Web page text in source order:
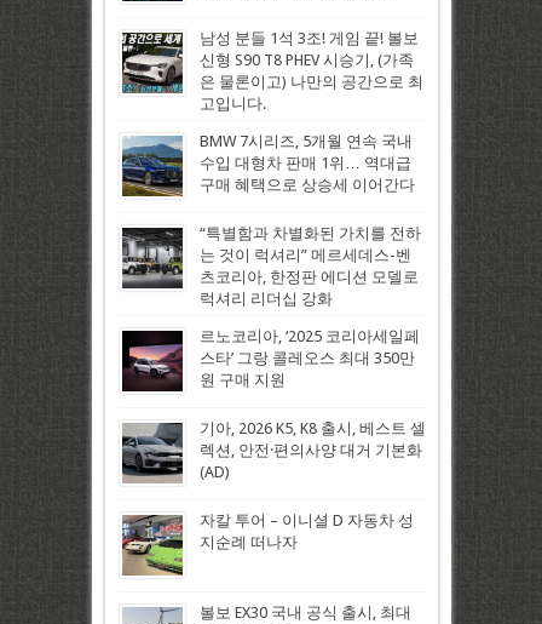
남성 분들 1석 3조! 게임 끝! 볼보
신형 S90 T8 PHEV 시승기, (가족
은 물론이고) 나만의 공간으로 최
고입니다.
BMW 7시리즈, 5개월 연속 국내
수입 대형차 판매 1위… 역대급
구매 혜택으로 상승세 이어간다
“특별함과 차별화된 가치를 전하
는 것이 럭셔리” 메르세데스-벤
츠코리아, 한정판 에디션 모델로
럭셔리 리더십 강화
르노코리아, ‘2025 코리아세일페
스타’ 그랑 콜레오스 최대 350만
원 구매 지원
기아, 2026 K5, K8 출시, 베스트 셀
렉션, 안전·편의사양 대거 기본화
(AD)
자칼 투어 – 이니셜 D 자동차 성
지순례 떠나자
볼보 EX30 국내 공식 출시, 최대